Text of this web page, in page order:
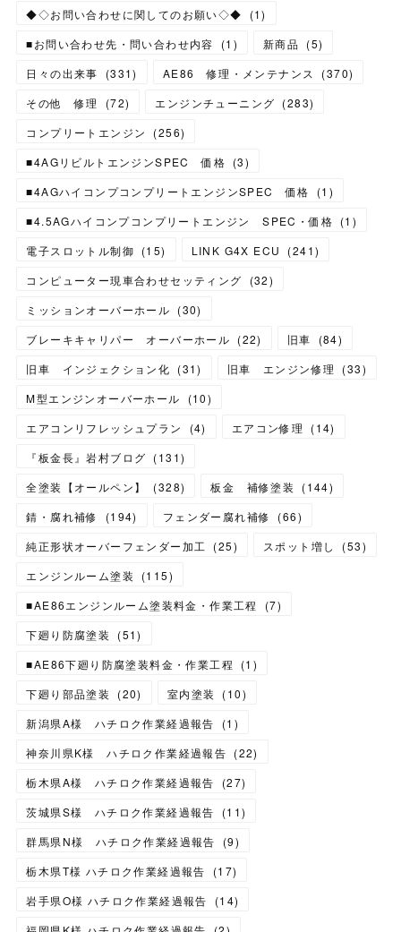
◆◇お問い合わせに関してのお願い◇◆
(1)
■お問い合わせ先・問い合わせ内容
(1 ) 新商品 (5)
日々の出来事
(331) AE86 修理・メンテナンス (370)
その他 修理
(72) エンジンチューニング (283)
コンプリートエンジン
(256)
■4AGリビルトエンジンSPEC 価格 (3)
■4AGハイコンプコンプリートエンジンSPEC 価格
(1 )
■4.5AGハイコンプコンプリートエンジン SPEC・価格 (1 )
電子スロットル制御 (15) LINK G4X ECU (241)
コンピューター現車合わせセッティング
(32)
ミッションオーバーホール (30)
ブレーキキャリパー オーバーホール (22) 旧車 (84)
旧車 インジェクション化 (31) 旧車 エンジン修理 (33)
M型エンジンオーバーホール
(10)
エアコンリフレッシュプラン
(4) エアコン修理 (14)
『板金長』岩村ブログ (131)
全塗装【オールペン】
(328) 板金 補修塗装 (144)
錆・腐れ補修
(194) フェンダー腐れ補修 (66)
純正形状オーバーフェンダー加工
(25) スポット増し (53)
エンジンルーム塗装
(115)
■AE86エンジンルーム塗装料金・作業工程
(7)
下廻り防腐塗装
(51)
■AE86下廻り防腐塗装料金・作業工程
(1 )
下廻り部品塗装
(20) 室内塗装 (10)
新潟県A様 ハチロク作業経過報告
(1 )
神奈川県K様 ハチロク作業経過報告 (22)
栃木県A様 ハチロク作業経過報告
(27)
茨城県S様 ハチロク作業経過報告
(11)
群馬県N様 ハチロク作業経過報告
(9)
栃木県T様 ハチロク作業経過報告
(17)
岩手県O様 ハチロク作業経過報告
(14)